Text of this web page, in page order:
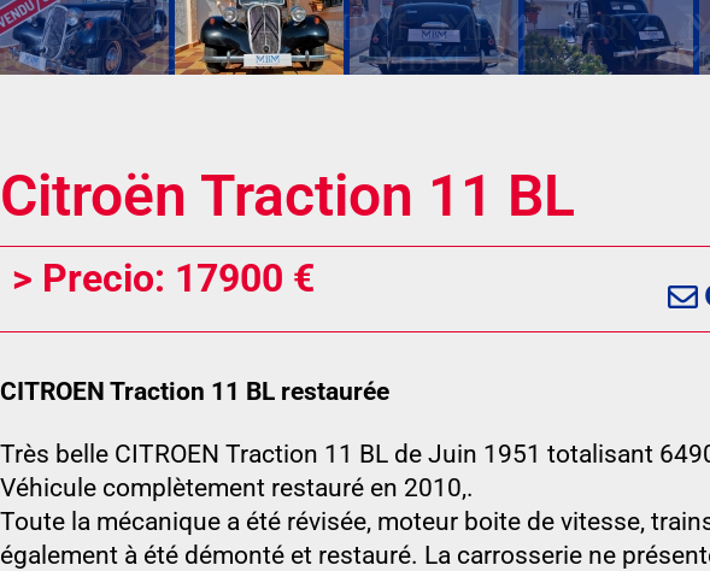
Citroën Traction 11 BL
> Precio: 17900 €
CITROEN Traction 11 BL restaurée
Très belle CITROEN Traction 11 BL de Juin 1951 totalisant
Véhicule complètement restauré en 2010,.
Toute la mécanique a été révisée, moteur boite de vitesse,
également à été démonté et restauré. La carrosserie ne